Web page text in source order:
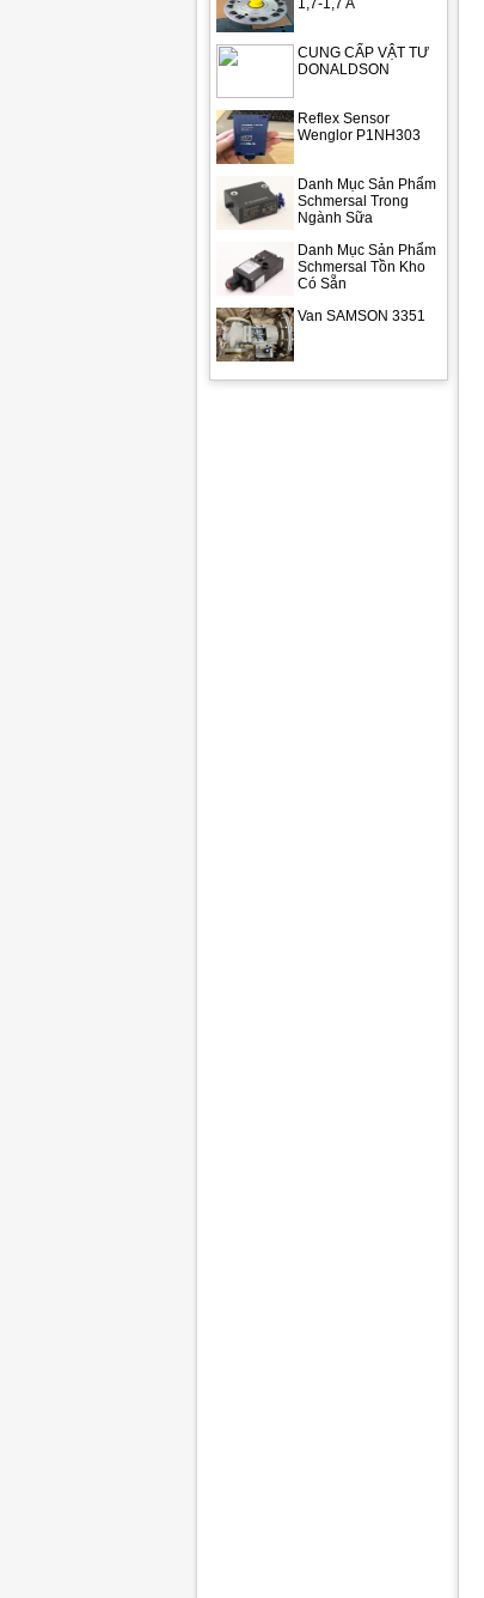
1,7-1,7 A
CUNG CẤP VẬT TƯ
DONALDSON
Reflex Sensor
Wenglor P1NH303
Danh Mục Sản Phẩm
Schmersal Trong
Ngành Sữa
Danh Mục Sản Phẩm
Schmersal Tồn Kho
Có Sẵn
Van SAMSON 3351